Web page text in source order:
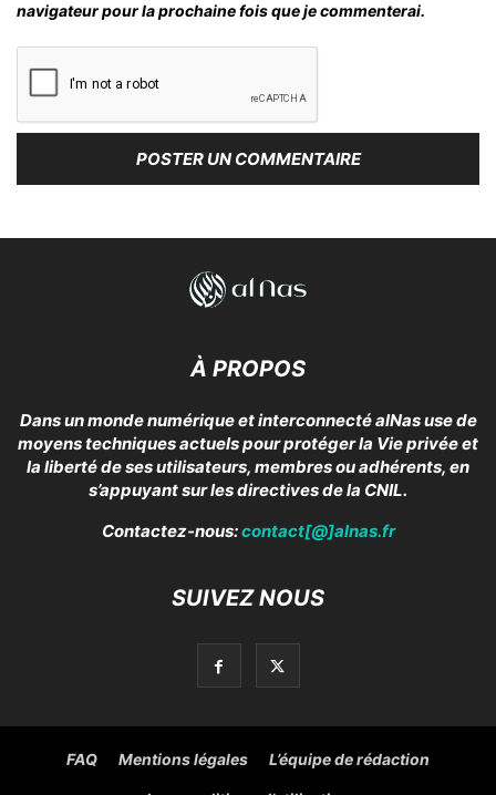
navigateur pour la prochaine fois que je commenterai.
À PROPOS
Dans un monde numérique et interconnecté alNas use de
moyens techniques actuels pour protéger la Vie privée et
la liberté de ses utilisateurs, membres ou adhérents, en
s’appuyant sur les directives de la CNIL.
Contactez-nous:contact[@]alnas.fr
SUIVEZ NOUS
FAQ Mentions légales L’équipe de rédaction